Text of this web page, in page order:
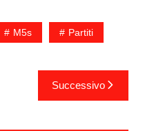
M5s Partiti
Successivo